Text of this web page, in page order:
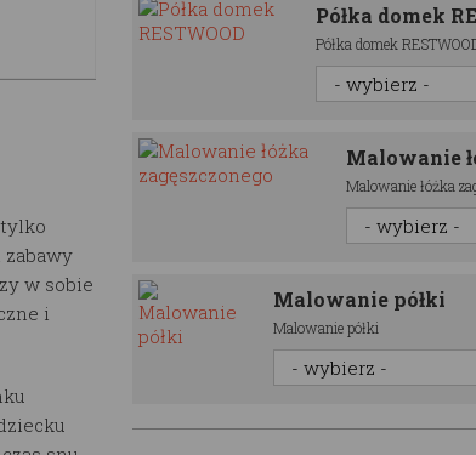
zabawy
w sobie
i
Półka domek
Półka domek
Malowanie
Malowanie łóżka
Malowanie półki
Malowanie półki